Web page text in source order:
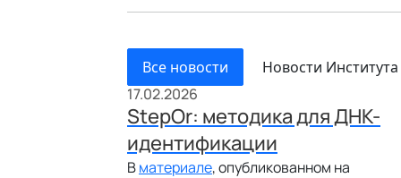
Все новости
Новости Института
17.02.2026
StepOr: методика для ДНК-
идентификации
Вматериале, опубликованном на